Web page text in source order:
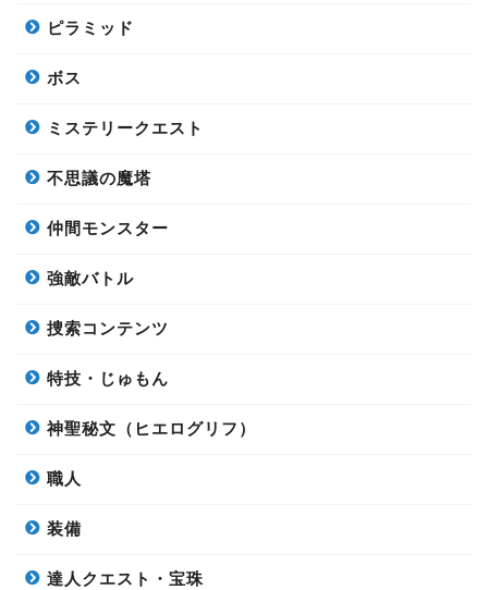
ピラミッド
ボス
ミステリークエスト
不思議の魔塔
仲間モンスター
強敵バトル
捜索コンテンツ
特技・じゅもん
神聖秘文（ヒエログリフ）
職人
装備
達人クエスト・宝珠